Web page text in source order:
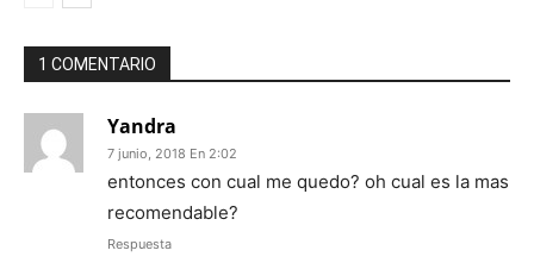
1 COMENTARIO
Yandra
7 junio, 2018 En 2:02
entonces con cual me quedo? oh cual es la mas
recomendable?
Respuesta